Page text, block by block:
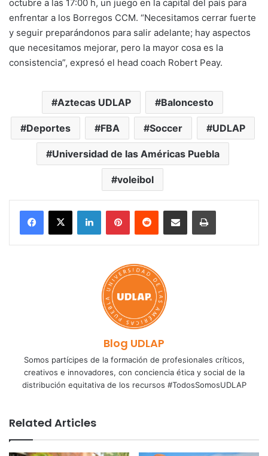
octubre a las 17:00 h, un juego en la capital del país para
enfrentar a los Borregos CCM. “Necesitamos cerrar fuerte
y seguir preparándonos para salir adelante; hay aspectos
que necesitamos mejorar, pero la mayor cosa es la
consistencia”, expresó el head coach Robert Peay.
Aztecas UDLAP Baloncesto
Deportes FBA Soccer UDLAP
Universidad de las Américas Puebla
voleibol
LinkedInPinterestReddit Share via Email Print
Blog UDLAP
Somos partícipes de la formación de profesionales críticos,
creativos e innovadores, con conciencia ética y social de la
distribución equitativa de los recursos #TodosSomosUDLAP
Related Articles